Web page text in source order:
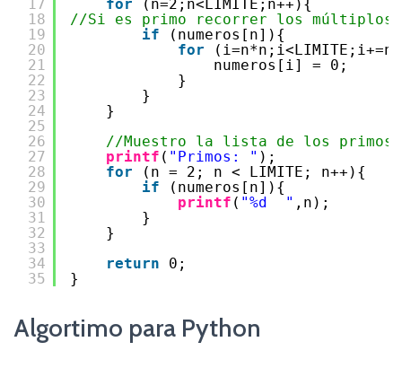
17
18
19
20
21
22
23
24
25
26
27
28
29
30
31
32
33
34
35
for
(n=2;n<LIMITE;n++){
//Si es primo recorrer los múltiplos y
if
(numeros[n]){
for
numeros[i] = 0;
}
}
}
//Muestro la lista de los
printf ( "Primos: " );
for
(n = 2; n < LIMITE; n++){
if
(numeros[n]){
printf ( "%d  " ,n);
}
}
return
0;
}
Algortimo para Python